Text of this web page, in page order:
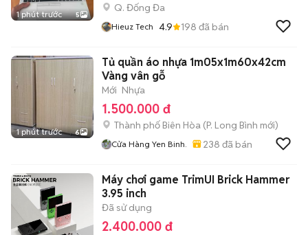
1 phút trước 5
Q. Đống Đa
Hieuz Tech 4.9 198 đã bán
1 phút trước 6
Tủ quần áo nhựa 1m05x1m60x42cm
Vàng vân gỗ
Mới Nhựa
1.500.000 đ
Thành phố Biên Hòa (P. Long Bình mới)
Cửa Hàng Yen Binh. 238 đã bán
Máy chơi game TrimUI Brick Hammer
3.95 inch
Đã sử dụng
2.400.000 đ